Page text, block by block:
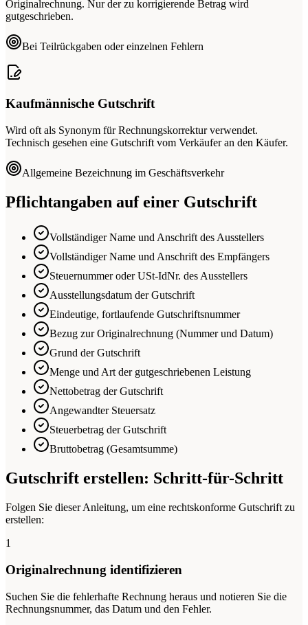
Originalrechnung. Nur der zu korrigierende Betrag wird
gutgeschrieben.
Bei Teilrückgaben oder einzelnen Fehlern
Kaufmännische Gutschrift
Wird oft als Synonym für Rechnungskorrektur verwendet.
Technisch gesehen eine Gutschrift vom Verkäufer an den Käufer.
Allgemeine Bezeichnung im Geschäftsverkehr
Pflichtangaben auf einer Gutschrift
Vollständiger Name und Anschrift des Ausstellers
Vollständiger Name und Anschrift des Empfängers
Steuernummer oder USt-IdNr. des Ausstellers
Ausstellungsdatum der Gutschrift
Eindeutige, fortlaufende Gutschriftsnummer
Bezug zur Originalrechnung (Nummer und Datum)
Grund der Gutschrift
Menge und Art der gutgeschriebenen Leistung
Nettobetrag der Gutschrift
Angewandter Steuersatz
Steuerbetrag der Gutschrift
Bruttobetrag (Gesamtsumme)
Gutschrift erstellen: Schritt-für-Schritt
Folgen Sie dieser Anleitung, um eine rechtskonforme Gutschrift zu
erstellen:
1
Originalrechnung identifizieren
Suchen Sie die fehlerhafte Rechnung heraus und notieren Sie die
Rechnungsnummer, das Datum und den Fehler.